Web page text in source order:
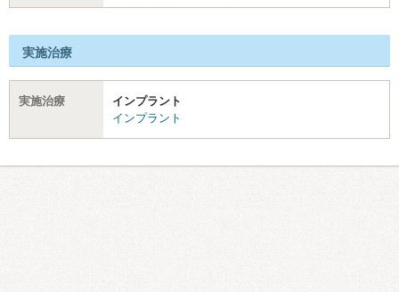
実施治療
実施治療
インプラント
インプラント